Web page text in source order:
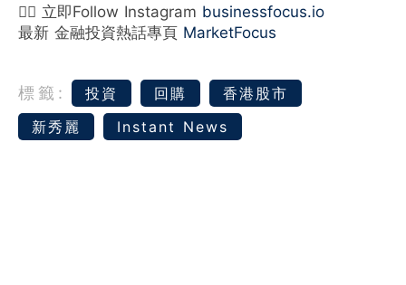
👉🏻 立即Follow Instagram businessfocus.io
最新 金融投資熱話專頁 MarketFocus
標籤: 投資 回購
香港股市
新秀麗
Instant News